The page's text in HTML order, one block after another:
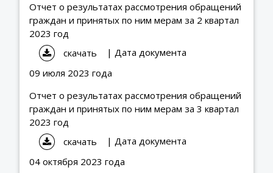
Отчет о результатах рассмотрения обращений
граждан и принятых по ним мерам за 2 квартал
2023 год
скачать
| Дата документа
09 июля 2023 года
Отчет о результатах рассмотрения обращений
граждан и принятых по ним мерам за 3 квартал
2023 год
скачать
| Дата документа
04 октября 2023 года